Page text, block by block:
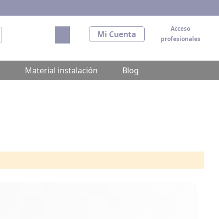
Acceso
profesionales
Mi Cuenta
Mi carrito
Material instalación Blog